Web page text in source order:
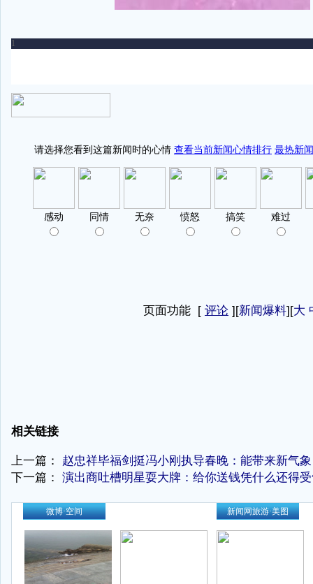
页面功能 [ 评论 ][新闻爆料][大
相关链接
上一篇：
赵忠祥毕福剑挺冯小刚执导春晚：能带来新气象
下一篇： 演出商吐槽明星耍大牌：给你送钱凭什么还得